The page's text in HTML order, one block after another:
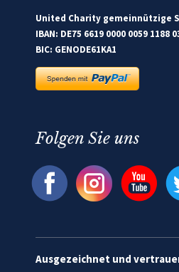
United Charity gemeinnützige
IBAN: DE75 6619 0000 0059 1188
BIC: GENODE61KA1
Folgen Sie uns
Ausgezeichnet und